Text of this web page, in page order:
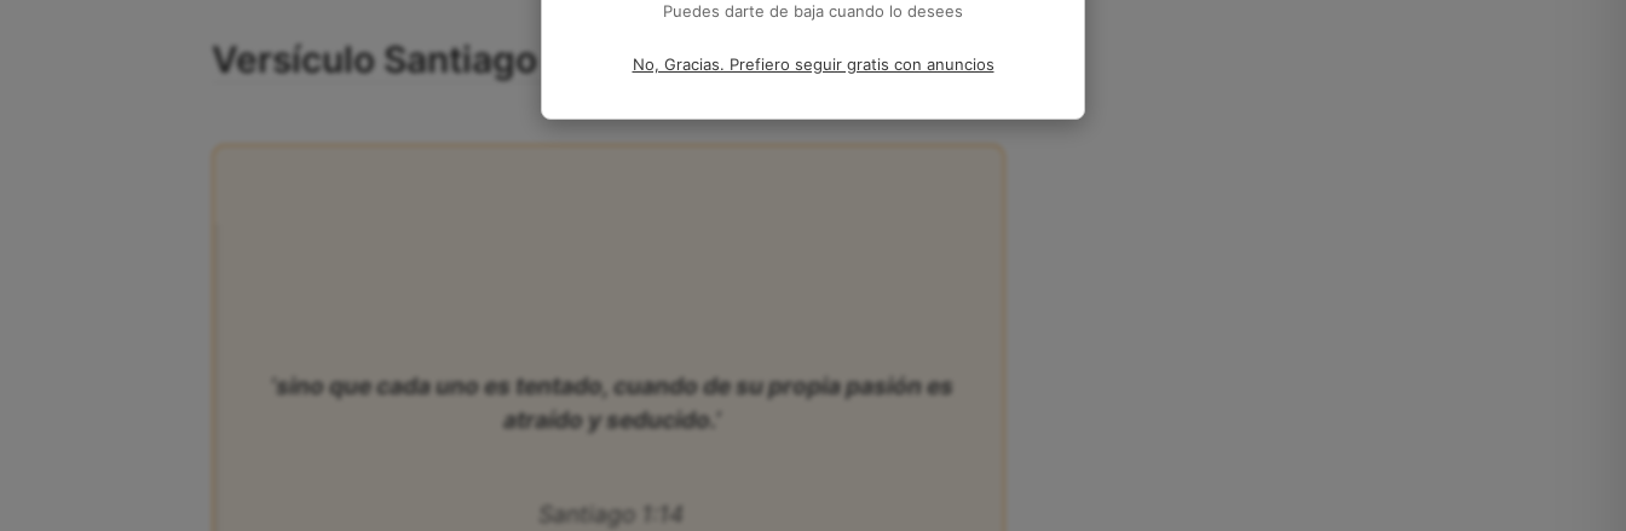
Versículo Santiago 1:14
‘sino que cada uno es tentado, cuando de su propia pasión es
atraído y seducido.’
Santiago 1:14
Puedes darte de baja cuando lo desees
No, Gracias. Prefiero seguir gratis con anuncios